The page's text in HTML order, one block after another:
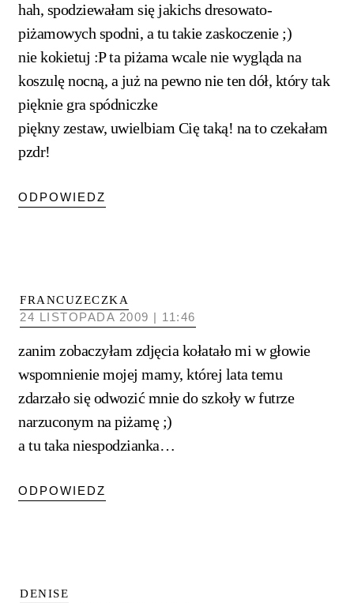
hah, spodziewałam się jakichs dresowato-
piżamowych spodni, a tu takie zaskoczenie ;)
nie kokietuj :P ta piżama wcale nie wygląda na
koszulę nocną, a już na pewno nie ten dół, który tak
pięknie gra spódniczke
piękny zestaw, uwielbiam Cię taką! na to czekałam
pzdr!
ODPOWIEDZ
FRANCUZECZKA
24 LISTOPADA 2009 | 11:46
zanim zobaczyłam zdjęcia kołatało mi w głowie
wspomnienie mojej mamy, której lata temu
zdarzało się odwozić mnie do szkoły w futrze
narzuconym na piżamę ;)
a tu taka niespodzianka…
ODPOWIEDZ
DENISE